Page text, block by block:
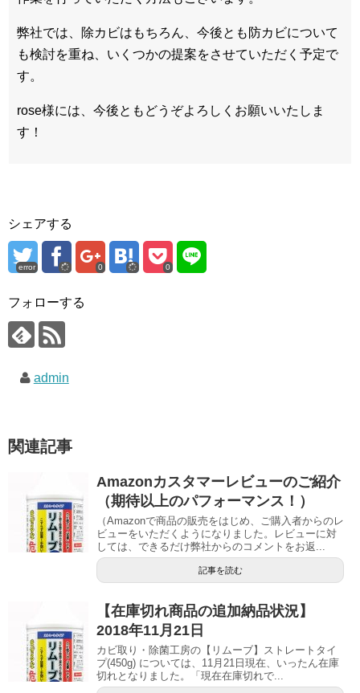
弊社では、除カビはもちろん、今後とも防カビについて
も検討を重ね、いくつかの提案をさせていただく予定で
す。
rose様には、今後ともどうぞよろしくお願いいたしま
す！
シェアする
error 0 0
フォローする
admin
関連記事
Amazonカスタマーレビューのご紹介
（期待以上のパフォーマンス！）
（Amazonで商品の販売をはじめ、ご購入者からのレ
ビューをいただくようになりました。レビューに対
しては、できるだけ弊社からのコメントをお返...
記事を読む
【在庫切れ商品の追加納品状況】
2018年11月21日
カビ取り・除菌工房の【リムーブ】ストレートタイ
プ(450g) については、11月21日現在、いったん在庫
切れとなりました。「現在在庫切れで...